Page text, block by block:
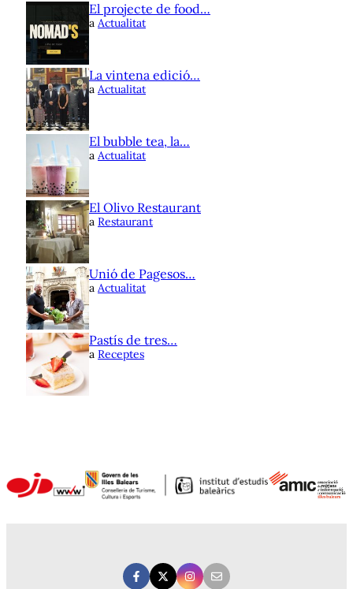
El projecte de food…
a Actualitat
La vintena edició…
a Actualitat
El bubble tea, la…
a Actualitat
El Olivo Restaurant
a Restaurant
Unió de Pagesos…
a Actualitat
Pastís de tres…
a Receptes